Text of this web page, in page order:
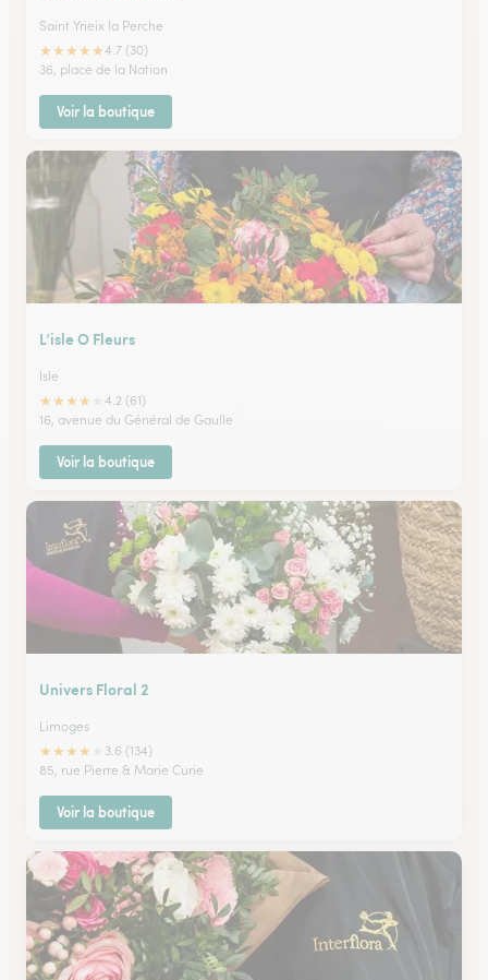
Saint Yrieix la Perche
★★★★★4.7 (30)
36, place de la Nation
Voir la boutique
L’isle O Fleurs
Isle
★★★★
4.2 (61)
16, avenue du Général de Gaulle
Voir la boutique
Univers Floral 2
Limoges
★★★★
3.6 (134)
85, rue Pierre & Marie Curie
Voir la boutique